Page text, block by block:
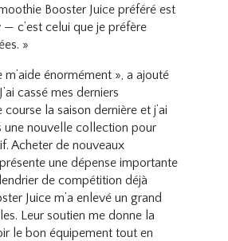
Booster Juice préféré est
— c’est celui que je préfère
»
m’aide énormément », a ajouté
cassé mes derniers
la saison dernière et j’ai
une nouvelle collection pour
Acheter de nouveaux
une dépense importante
de compétition déjà
Juice m’a enlevé un grand
Leur soutien me donne la
le bon équipement tout en